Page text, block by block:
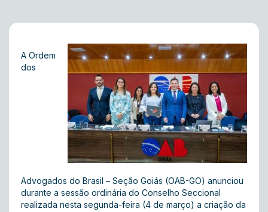
A Ordem
dos
Advogados do Brasil – Seção Goiás (OAB-GO) anunciou
durante a sessão ordinária do Conselho Seccional
realizada nesta segunda-feira (4 de março) a criação da